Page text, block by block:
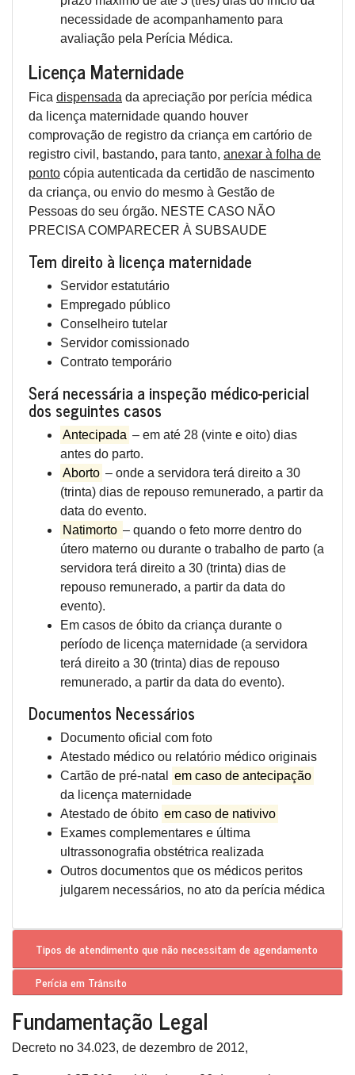
necessidade de acompanhamento para
avaliação pela Perícia Médica.
Licença Maternidade
Fica dispensada da apreciação por perícia médica
da licença maternidade quando houver
comprovação de registro da criança em cartório de
registro civil, bastando, para tanto, anexar à folha de
ponto cópia autenticada da certidão de nascimento
da criança, ou envio do mesmo à Gestão de
Pessoas do seu órgão. NESTE CASO NÃO
PRECISA COMPARECER À SUBSAUDE
Tem direito à licença maternidade
Servidor estatutário
Empregado público
Conselheiro tutelar
Servidor comissionado
Contrato temporário
Será necessária a inspeção médico-pericial
dos seguintes casos
Antecipada – em até 28 (vinte e oito) dias
antes do parto.
Aborto – onde a servidora terá direito a 30
(trinta) dias de repouso remunerado, a partir da
data do evento.
Natimorto – quando o feto morre dentro do
útero materno ou durante o trabalho de parto (a
servidora terá direito a 30 (trinta) dias de
repouso remunerado, a partir da data do
evento).
Em casos de óbito da criança durante o
período de licença maternidade (a servidora
terá direito a 30 (trinta) dias de repouso
remunerado, a partir da data do evento).
Documentos Necessários
Documento oficial com foto
Atestado médico ou relatório médico originais
Cartão de pré-natal
em caso de antecipação
da licença maternidade
Atestado de óbito em caso de nativivo
Exames complementares e última
ultrassonografia obstétrica realizada
Outros documentos que os médicos peritos
julgarem necessários, no ato da perícia médica
Tipos de atendimento que não necessitam de agendamento
Perícia em Trânsito
Fundamentação Legal
Decreto no 34.023, de dezembro de 2012,